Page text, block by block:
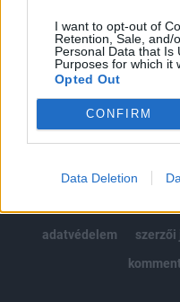
I want to opt-out of
Retention, Sale, and/
Personal Data that Is
Purposes for which it
Opted Out
CONFIRM
Data Deletion
MÁR ELŐFIZETŐNK
©
adatvédelem
szerzői